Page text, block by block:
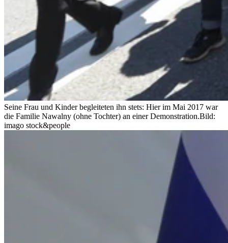
Seine Frau und Kinder begleiteten ihn stets: Hier im Mai 2017 war
die Familie Nawalny (ohne Tochter) an einer Demonstration.Bild:
imago stock&people